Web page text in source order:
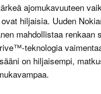
ajomukavuuteen
hiljaisia. Uuden
mahdollistaa renkaan
teknologia
on hiljaisempi,